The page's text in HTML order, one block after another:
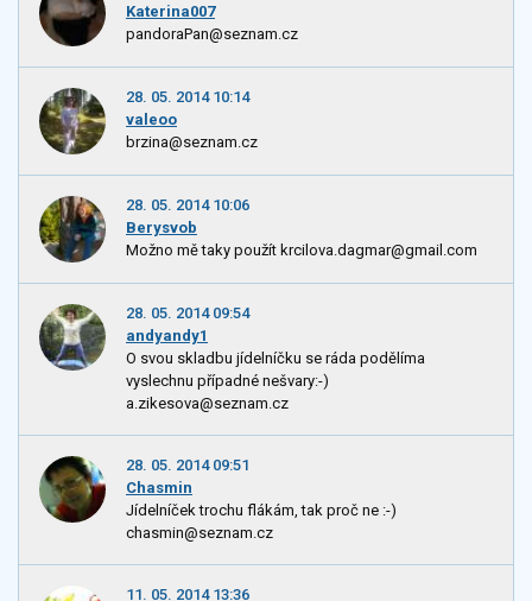
Katerina007
pandoraPan@seznam.cz
28. 05. 2014 10:14
valeoo
brzina@seznam.cz
28. 05. 2014 10:06
Berysvob
Možno mě taky použít krcilova.dagmar@gmail.com
28. 05. 2014 09:54
andyandy1
O svou skladbu jídelníčku se ráda podělíma
vyslechnu případné nešvary:-)
a.zikesova@seznam.cz
28. 05. 2014 09:51
Chasmin
Jídelníček trochu flákám, tak proč ne :-)
chasmin@seznam.cz
11. 05. 2014 13:36